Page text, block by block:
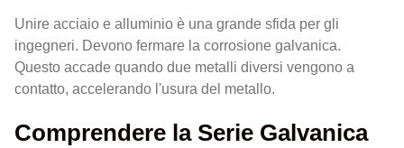
Unire acciaio e alluminio è una grande sfida per gli
ingegneri. Devono fermare la corrosione galvanica.
Questo accade quando due metalli diversi vengono a
contatto, accelerando l'usura del metallo.
Comprendere la Serie Galvanica